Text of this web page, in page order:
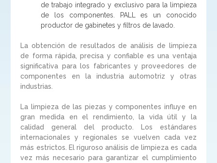
de trabajo integrado y exclusivo para la limpieza
de los componentes. PALL es un conocido
productor de gabinetes y filtros de lavado.
La obtención de resultados de análisis de limpieza
de forma rápida, precisa y confiable es una ventaja
significativa para los fabricantes y proveedores de
componentes en la industria automotriz y otras
industrias.
La limpieza de las piezas y componentes influye en
gran medida en el rendimiento, la vida útil y la
calidad general del producto. Los estándares
internacionales y regionales se vuelven cada vez
más estrictos. El riguroso análisis de limpieza es cada
vez más necesario para garantizar el cumplimiento